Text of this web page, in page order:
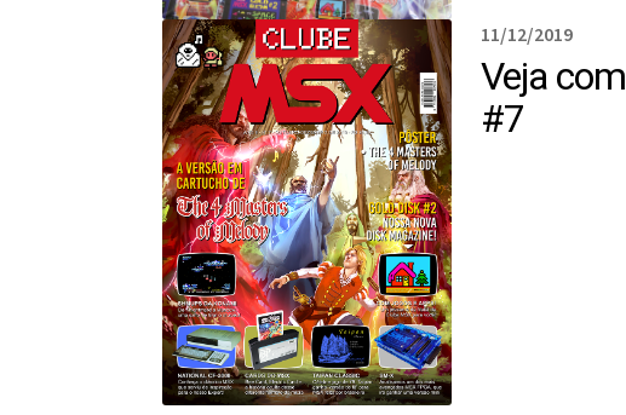
11/12/2019
Veja
#7